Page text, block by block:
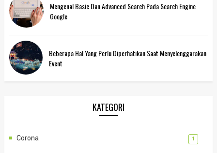
Mengenal Basic Dan Advanced Search Pada Search Engine
Google
Beberapa Hal Yang Perlu Diperhatikan Saat Menyelenggarakan
Event
KATEGORI
Corona 1